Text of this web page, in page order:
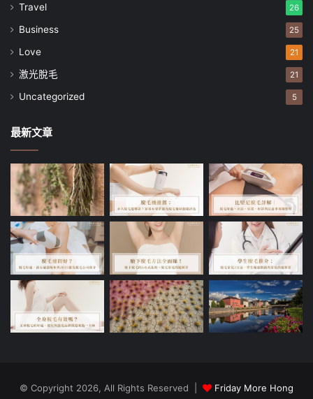
Travel 26
Business 25
Love 21
激光脫毛 21
Uncategorized 5
最新文章
© Copyright 2026, All Rights Reserved | Friday More Hong